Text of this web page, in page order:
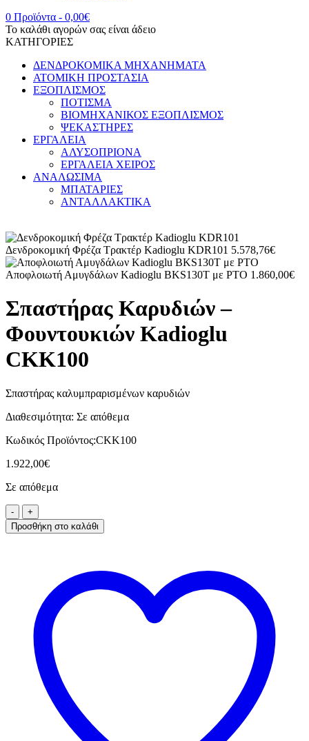
0 Προϊόντα - 0,00€
Το καλάθι αγορών σας είναι άδειο
ΚΑΤΗΓΟΡΙΕΣ
ΔΕΝΔΡΟΚΟΜΙΚΑ ΜΗΧΑΝΗΜΑΤΑ
ΑΤΟΜΙΚΗ ΠΡΟΣΤΑΣΙΑ
ΕΞΟΠΛΙΣΜΟΣ
ΠΟΤΙΣΜΑ
ΒΙΟΜΗΧΑΝΙΚΟΣ ΕΞΟΠΛΙΣΜΟΣ
ΨΕΚΑΣΤΗΡΕΣ
ΕΡΓΑΛΕΙΑ
ΑΛΥΣΟΠΡΙΟΝΑ
ΕΡΓΑΛΕΙΑ ΧΕΙΡΟΣ
ΑΝΑΛΩΣΙΜΑ
ΜΠΑΤΑΡΙΕΣ
ΑΝΤΑΛΛΑΚΤΙΚΑ
Δενδροκομική Φρέζα Τρακτέρ Kadioglu KDR101 5.578,76€
Αποφλοιωτή Αμυγδάλων Kadioglu BKS130T με PTO 1.860,00€
Σπαστήρας Καρυδιών –
Φουντουκιών Kadioglu
CKK100
Σπαστήρας καλυμπραρισμένων καρυδιών
Διαθεσιμότητα: Σε απόθεμα
Κωδικός Προϊόντος:CKK100
1.922,00€
Σε απόθεμα
Προσθήκη στο καλάθι